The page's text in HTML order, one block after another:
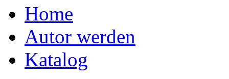
Home
Autor werden
Katalog